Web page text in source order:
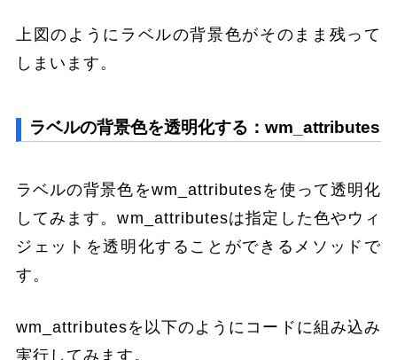
上図のようにラベルの背景色がそのまま残って
しまいます。
ラベルの背景色を透明化する：wm_attributes
ラベルの背景色をwm_attributesを使って透明化
してみます。wm_attributesは指定した色やウィ
ジェットを透明化することができるメソッドで
す。
wm_attributesを以下のようにコードに組み込み
実行してみます。